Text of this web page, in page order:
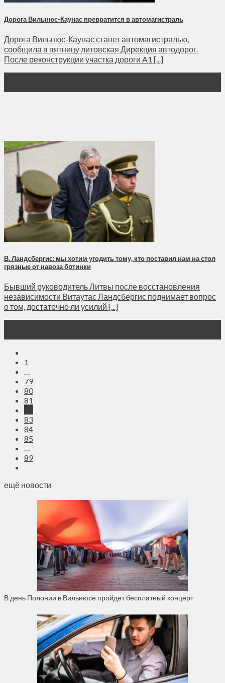
Дорога Вильнюс-Каунас превратится в автомагистраль
Дорога Вильнюс-Каунас станет автомагистралью,
сообщила в пятницу литовская Дирекция автодорог.
После реконструкции участка дороги A1 [...]
В. Ландсбергис: мы хотим угодить тому, кто поставил нам на стол
грязные от навоза бoтинки
Бывший руководитель Литвы после восстановления
независимости Витаутас Ландсбергис поднимает вопрос
о том, достаточно ли усилий [...]
1
…
79
80
81
83
84
85
…
89
ещё новости
В день Полонии в Вильнюсе пройдет бесплатный концерт